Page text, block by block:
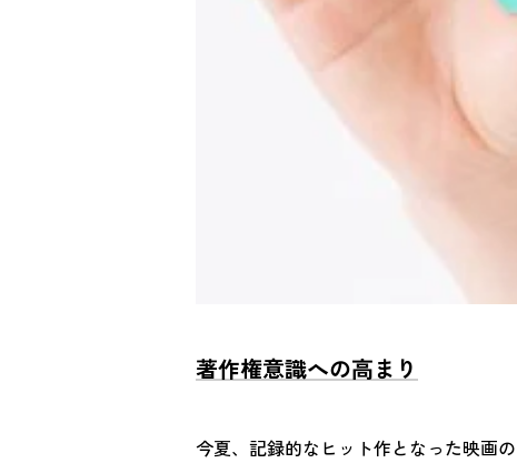
著作権意識への高まり
今夏、記録的なヒット作となった映画